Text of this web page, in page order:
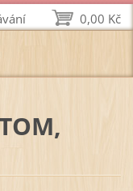
0,00 Kč